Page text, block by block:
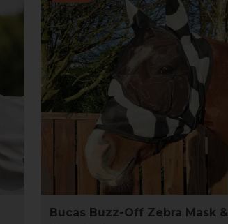
Bucas Buzz-Off Zebra Mask &